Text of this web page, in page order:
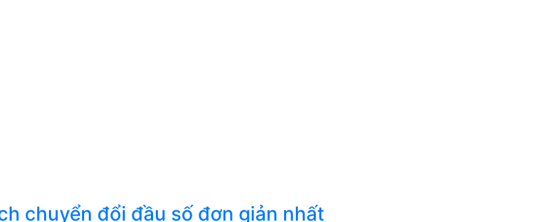
chuyển đổi đầu số đơn giản nhất